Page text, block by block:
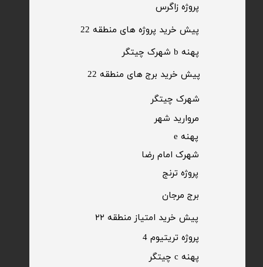
پیش خرید برج های منطقه 22
پهنه b شهرک چیتگر
پیش خرید پروژه های منطقه 22
​پروژه زاگرس
​پروژه ترنج
​شهرک چیتگر
مروارید شهر​​​​​​​
شهرک امام رضا
پهنه e
برج مرجان
پیش خرید امتیاز منطقه ۲۲​​​​​​​
پهنه c چیتگر
پروژه تریتیوم 4